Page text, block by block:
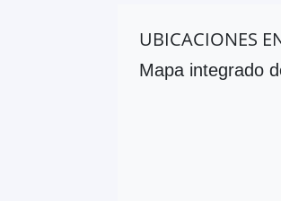
UBICACIONES
Mapa integrado